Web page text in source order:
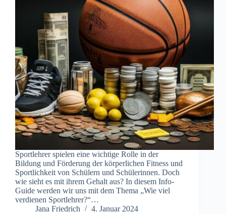
Sportlehrer spielen eine wichtige Rolle in der
Bildung und Förderung der körperlichen Fitness und
Sportlichkeit von Schülern und Schülerinnen. Doch
wie sieht es mit ihrem Gehalt aus? In diesem Info-
Guide werden wir uns mit dem Thema „Wie viel
verdienen Sportlehrer?“…
Jana Friedrich
4. Januar 2024